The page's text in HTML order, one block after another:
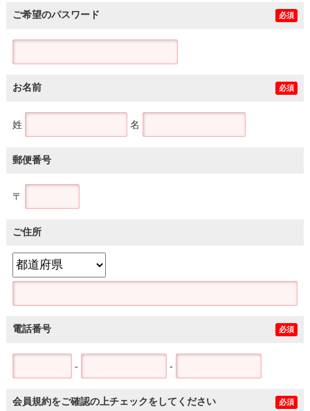
ご希望のパスワード 必須
お名前 必須
姓 名
郵便番号
〒
ご住所
電話番号 必須
- -
会員規約をご確認の上チェックをしてください 必須